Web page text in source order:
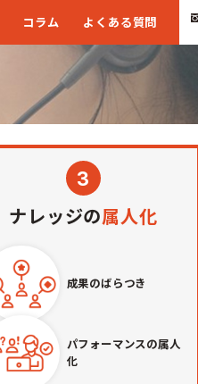
コラム よくある質問
3
ナレッジの属人化
成果のばらつき
パフォーマンスの属人
化